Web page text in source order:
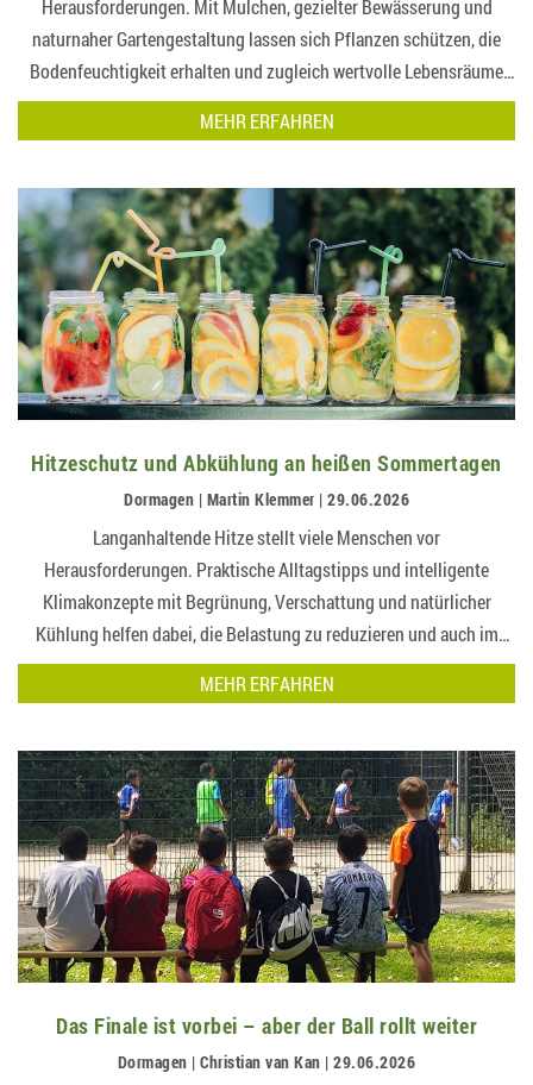
Herausforderungen. Mit Mulchen, gezielter Bewässerung und
naturnaher Gartengestaltung lassen sich Pflanzen schützen, die
Bodenfeuchtigkeit erhalten und zugleich wertvolle Lebensräume
für Insekten, Vögel und andere Tiere schaf…
MEHR ERFAHREN
Hitzeschutz und Abkühlung an heißen Sommertagen
Dormagen | Martin Klemmer | 29.06.2026
Langanhaltende Hitze stellt viele Menschen vor
Herausforderungen. Praktische Alltagstipps und intelligente
Klimakonzepte mit Begrünung, Verschattung und natürlicher
Kühlung helfen dabei, die Belastung zu reduzieren und auch im
Sommer für mehr Wohnkomfort zu sor…
MEHR ERFAHREN
Das Finale ist vorbei – aber der Ball rollt weiter
Dormagen | Christian van Kan | 29.06.2026